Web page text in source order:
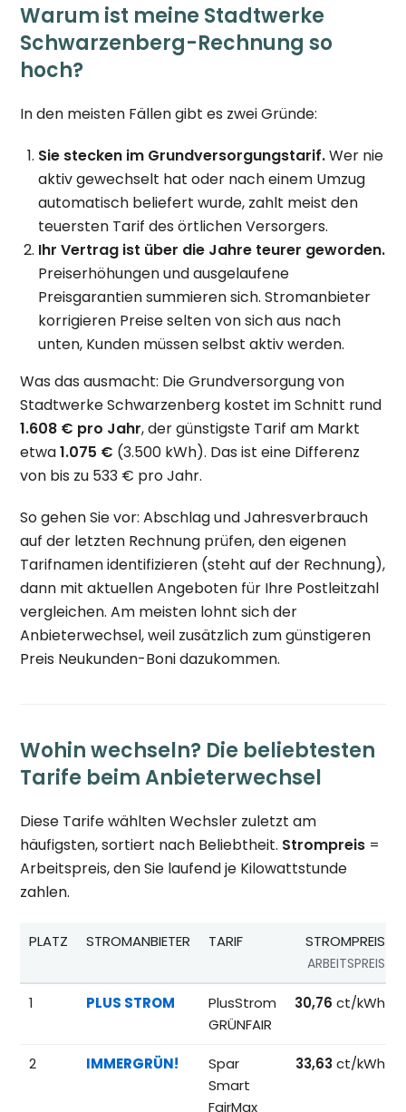
Warum ist meine Stadtwerke
Schwarzenberg-Rechnung so
hoch?
In den meisten Fällen gibt es zwei Gründe:
Sie stecken im Grundversorgungstarif.Wer nie
aktiv gewechselt hat oder nach einem Umzug
automatisch beliefert wurde, zahlt meist den
teuersten Tarif des örtlichen Versorgers.
Ihr Vertrag ist über die Jahre teurer geworden.
Preiserhöhungen und ausgelaufene
Preisgarantien summieren sich. Stromanbieter
korrigieren Preise selten von sich aus nach
unten, Kunden müssen selbst aktiv werden.
Was das ausmacht: Die Grundversorgung von
Stadtwerke Schwarzenberg kostet im Schnitt rund
1.608 € pro Jahr, der günstigste Tarif am Markt
etwa1.075 € (3.500 kWh). Das ist eine Differenz
von bis zu 533 € pro Jahr.
So gehen Sie vor: Abschlag und Jahresverbrauch
auf der letzten Rechnung prüfen, den eigenen
Tarifnamen identifizieren (steht auf der Rechnung),
dann mit aktuellen Angeboten für Ihre Postleitzahl
vergleichen. Am meisten lohnt sich der
Anbieterwechsel, weil zusätzlich zum günstigeren
Preis Neukunden-Boni dazukommen.
Wohin wechseln? Die beliebtesten
Tarife beim Anbieterwechsel
Diese Tarife wählten Wechsler zuletzt am
häufigsten, sortiert nach Beliebtheit. Strompreis =
Arbeitspreis, den Sie laufend je Kilowattstunde
zahlen.
Beliebteste Tarife beim Anbieterwechsel;
PLATZ STROMANBIETER TARIF STROMPREIS
ARBEITSPREIS
1 PLUS STROM
PlusStrom
GRÜNFAIR
30,76 ct/kWh
2 IMMERGRÜN!
Spar
Smart
FairMax
33,63 ct/kWh